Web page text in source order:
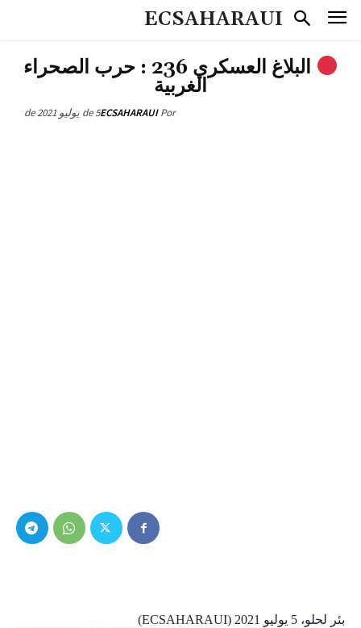
ECSAHARAUI
البلاغ العسكري 236 : حرب الصحراء
الغربية
Por
ECSAHARAUI5 de يوليو de 2021
بئر لحلو، 5 يوليو 2021 (ECSAHARAUI)